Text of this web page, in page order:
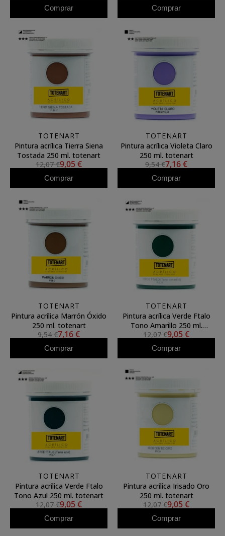
Comprar Comprar
TOTENART
Pintura acrílica Tierra Siena
Tostada 250 ml. totenart
12,07 €9,05 €
Comprar
TOTENART
Pintura acrílica Violeta Claro
250 ml. totenart
9,54 €7,16 €
Comprar
TOTENART
Pintura acrílica Marrón Óxido
250 ml. totenart
9,54 €7,16 €
Comprar
TOTENART
Pintura acrílica Verde Ftalo
Tono Amarillo 250 ml.
totenart
12,07 €9,05 €
Comprar
TOTENART
Pintura acrílica Verde Ftalo
Tono Azul 250 ml. totenart
12,07 €9,05 €
Comprar
TOTENART
Pintura acrílica Irisado Oro
250 ml. totenart
12,07 €9,05 €
Comprar